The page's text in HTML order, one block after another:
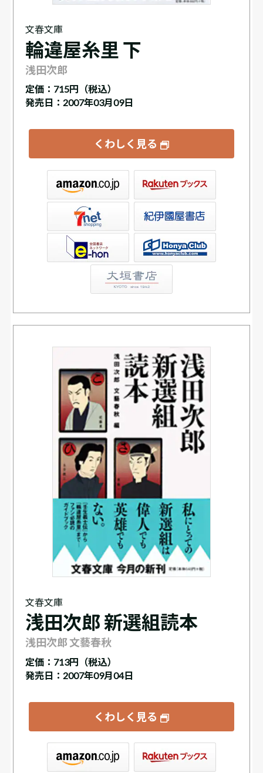
文春文庫
輪違屋糸里 下
浅田次郎
定価： 715円（税込）
発売日：2007年03月09日
くわしく見る
書店ウェブストア
文春文庫
浅田次郎 新選組読本
浅田次郎 文藝春秋
定価： 713円（税込）
発売日：2007年09月04日
くわしく見る